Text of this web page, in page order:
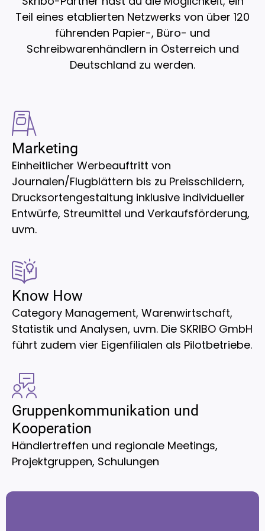
Teil eines etablierten Netzwerks von über 120
führenden Papier-, Büro- und
Schreibwarenhändlern in Österreich und
Deutschland zu werden.
Marketing
Einheitlicher Werbeauftritt von
Journalen/Flugblättern bis zu Preisschildern,
Drucksortengestaltung inklusive individueller
Entwürfe, Streumittel und Verkaufsförderung,
uvm.
Know How
Category Management, Warenwirtschaft,
Statistik und Analysen, uvm. Die SKRIBO GmbH
führt zudem vier Eigenfilialen als Pilotbetriebe.
Gruppenkommunikation und
Kooperation
Händlertreffen und regionale Meetings,
Projektgruppen, Schulungen